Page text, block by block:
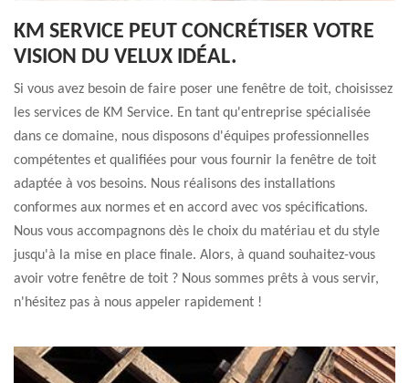
KM SERVICE PEUT CONCRÉTISER VOTRE
VISION DU VELUX IDÉAL.
Si vous avez besoin de faire poser une fenêtre de toit, choisissez
les services de KM Service. En tant qu'entreprise spécialisée
dans ce domaine, nous disposons d'équipes professionnelles
compétentes et qualifiées pour vous fournir la fenêtre de toit
adaptée à vos besoins. Nous réalisons des installations
conformes aux normes et en accord avec vos spécifications.
Nous vous accompagnons dès le choix du matériau et du style
jusqu'à la mise en place finale. Alors, à quand souhaitez-vous
avoir votre fenêtre de toit ? Nous sommes prêts à vous servir,
n'hésitez pas à nous appeler rapidement !